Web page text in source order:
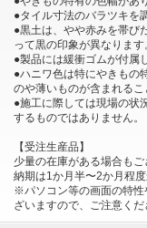
●タイル寸法のバラツキを
●黒土は、やや赤みを帯び
って黒の印象が異なります
●製品には緩衝ゴムが付属
●ハニワ色は特にやきもの
のや薄いものが含まれる
●施工に際しては現場の状
するものではありません。
【受注生産品】
少量の在庫がある場合も
納期は1か月半〜2か月程度
※パソコン等の画面の特性
ざいますので、ご注意くだ